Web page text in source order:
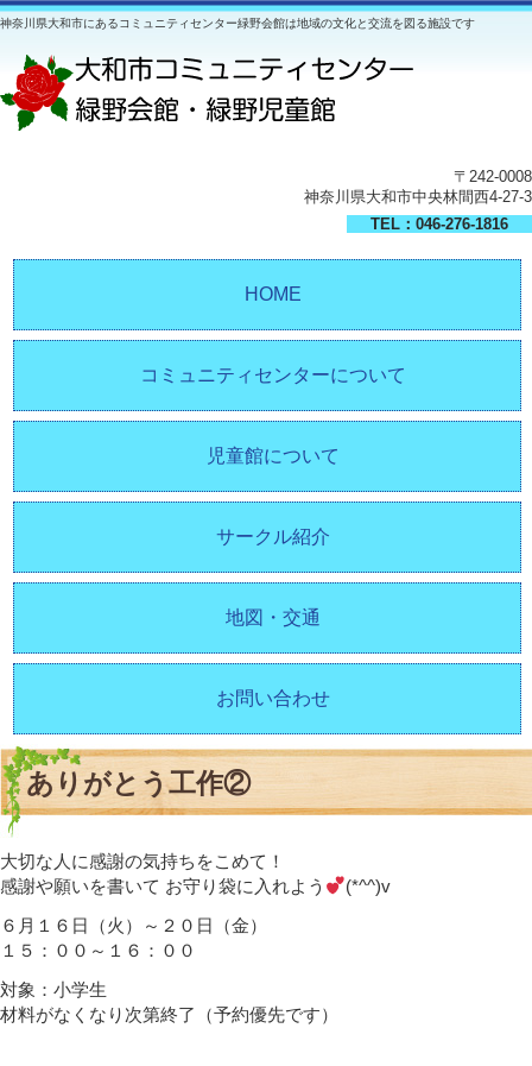
神奈川県大和市にあるコミュニティセンター緑野会館は地域の文化と交流を図る施設です
〒242-0008
神奈川県大和市中央林間西4-27-3
TEL：046-276-1816
HOME
コミュニティセンターについて
児童館について
サークル紹介
地図・交通
お問い合わせ
ありがとう工作②
大切な人に感謝の気持ちをこめて！
感謝や願いを書いて お守り袋に入れよう
(*^^)v
６月１６日（火）～２０日（金）
１５：００～１６：００
対象：小学生
材料がなくなり次第終了（予約優先です）